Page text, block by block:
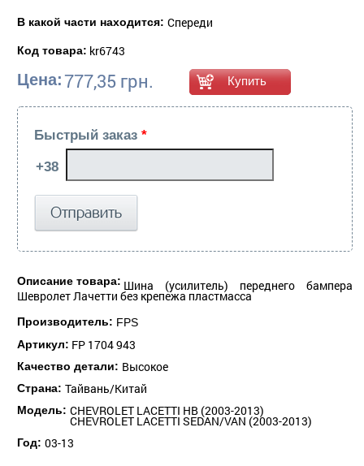
В какой части находится: Спереди
Код товара: kr6743
Цена:777,35 грн.
Быстрый заказ *
Описание товара: Шина (усилитель) переднего бампера
Шевролет Лачетти без крепежа пластмасса
Производитель: FPS
Артикул: FP 1704 943
Качество детали: Высокое
Страна: Тайвань/Китай
Модель: CHEVROLET LACETTI HB (2003-2013)
CHEVROLET LACETTI SEDAN/VAN (2003-2013)
Год: 03-13